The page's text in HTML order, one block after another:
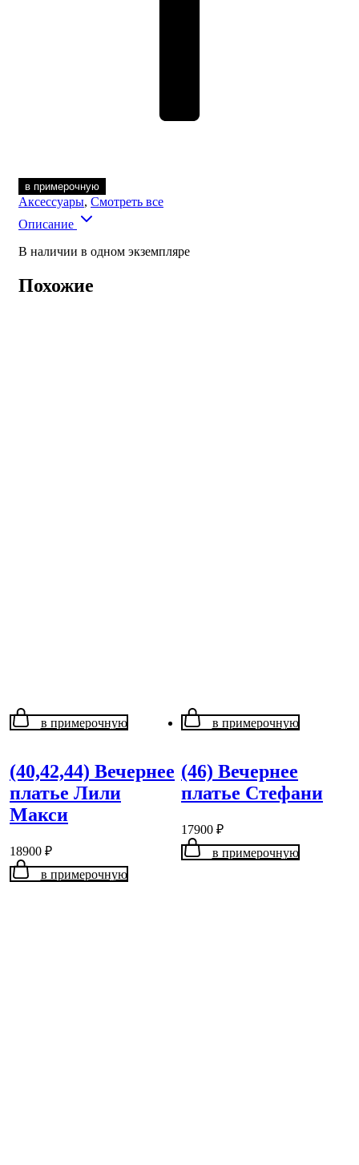
в примерочную
Аксессуары, Смотреть все
Описание
В наличии в одном экземпляре
Похожие
в примерочную
(40,42,44) Вечернее
платье Лили
Макси
18900 ₽
в примерочную
в примерочную
(46) Вечернее
платье Стефани
17900 ₽
в примерочную